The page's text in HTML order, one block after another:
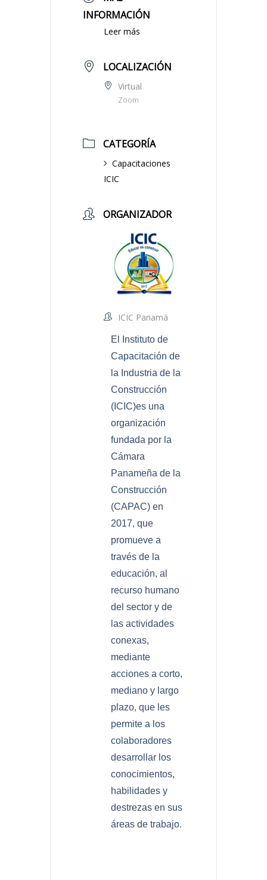
INFORMACIÓN
Leer más
LOCALIZACIÓN
Virtual
Zoom
CATEGORÍA
Capacitaciones
ICIC
ORGANIZADOR
ICIC Panamá
El Instituto de
Capacitación de
la Industria de la
Construcción
(ICIC)es una
organización
fundada por la
Cámara
Panameña de la
Construcción
(CAPAC) en
2017, que
promueve a
través de la
educación, al
recurso humano
del sector y de
las actividades
conexas,
mediante
acciones a corto,
mediano y largo
plazo, que les
permite a los
colaboradores
desarrollar los
conocimientos,
habilidades y
destrezas en sus
áreas de trabajo.